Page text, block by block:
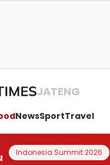
JATENG
NewsSportTravel
Indonesia Summit 2026